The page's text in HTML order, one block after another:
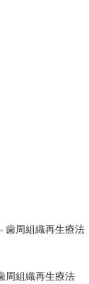
歯周組織再生療法
周組織再生療法